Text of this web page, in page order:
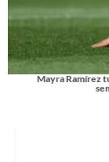
Mayra Ramírez